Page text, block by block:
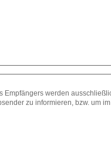
Empfängers werden
zu informieren, bzw. um